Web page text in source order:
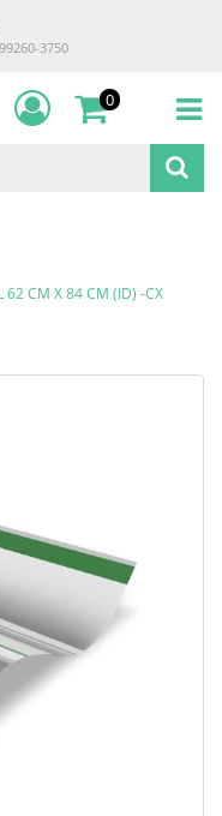
3750
0
62 CM X 84 CM (ID) -CX